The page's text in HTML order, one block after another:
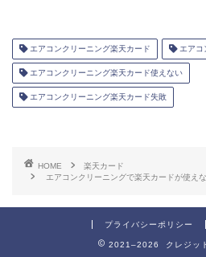
エアコンクリーニング楽天カード エアコ
エアコンクリーニング楽天カード使えない
エアコンクリーニング楽天カード失敗
HOME
楽天カード
エアコンクリーニングで楽天カードが使え
プライバシーポリシー
2021–2026 クレジッ